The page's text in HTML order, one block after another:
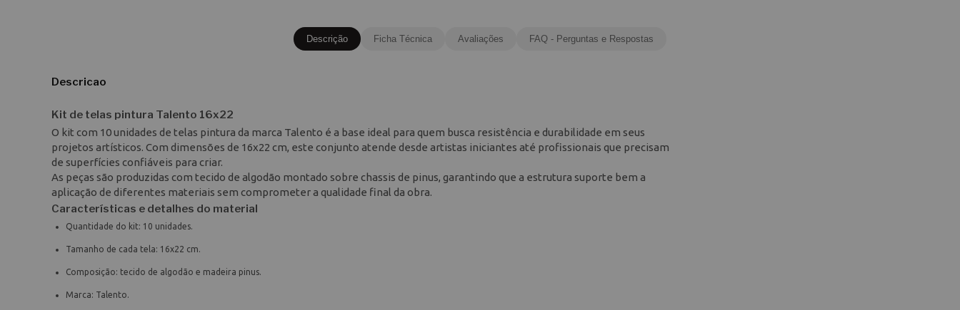
Descrição Ficha Técnica Avaliações FAQ - Perguntas e Respostas
Descricao
Kit de telas pintura Talento 16x22
O kit com 10 unidades de telas pintura da marca Talento é a base ideal para quem busca resistência e durabilidade em seus
projetos artísticos. Com dimensões de 16x22 cm, este conjunto atende desde artistas iniciantes até profissionais que precisam
de superfícies confiáveis para criar.
As peças são produzidas com tecido de algodão montado sobre chassis de pinus, garantindo que a estrutura suporte bem a
aplicação de diferentes materiais sem comprometer a qualidade final da obra.
Características e detalhes do material
Quantidade do kit: 10 unidades.
Tamanho de cada tela: 16x22 cm.
Composição: tecido de algodão e madeira pinus.
Marca: Talento.